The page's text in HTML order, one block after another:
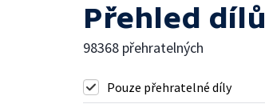
Přehled dílů
98368 přehratelných
Pouze přehratelné díly